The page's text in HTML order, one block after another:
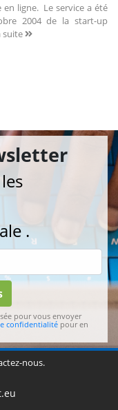
en ligne. Le service a été
2004 de la start-up
suite
.
pour vous envoyer
confidentialité pour en
nous.